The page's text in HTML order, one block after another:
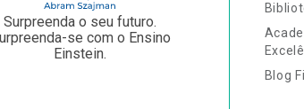
Surpreenda o seu futuro.
se com o Ensino
Einstein.
Blog